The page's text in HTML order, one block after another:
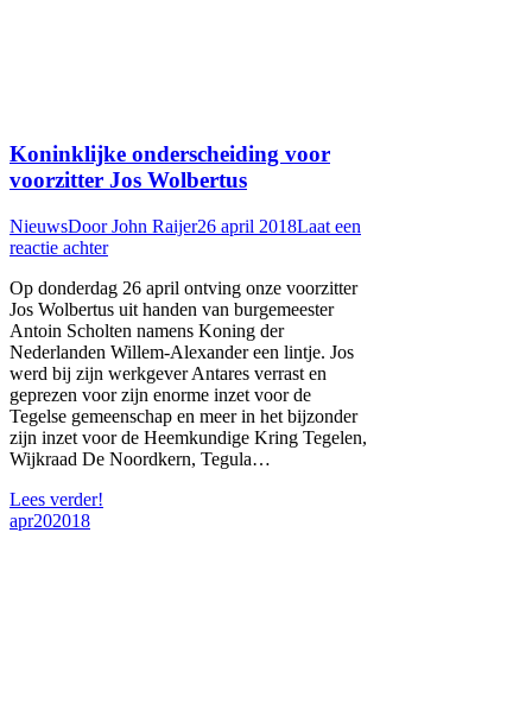
Koninklijke onderscheiding voor
voorzitter Jos Wolbertus
NieuwsDoorJohn Raijer26 april 2018Laat een
reactie achter
Op donderdag 26 april ontving onze voorzitter
Jos Wolbertus uit handen van burgemeester
Antoin Scholten namens Koning der
Nederlanden Willem-Alexander een lintje. Jos
werd bij zijn werkgever Antares verrast en
geprezen voor zijn enorme inzet voor de
Tegelse gemeenschap en meer in het bijzonder
zijn inzet voor de Heemkundige Kring Tegelen,
Wijkraad De Noordkern, Tegula…
Lees verder!
apr202018